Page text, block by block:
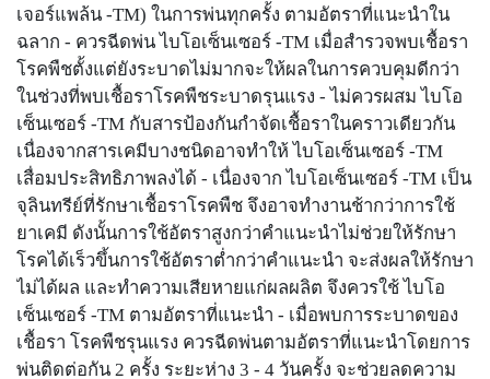
เจอร์แพล้น -TM) ในการพ่นทุกครั้ง ตามอัตราที่แนะนำใน
ฉลาก - ควรฉีดพ่น ไบโอเซ็นเซอร์ -TM เมื่อสำรวจพบเชื้อรา
โรคพืชตั้งแต่ยังระบาดไม่มากจะให้ผลในการควบคุมดีกว่า
ในช่วงที่พบเชื้อราโรคพืชระบาดรุนแรง - ไม่ควรผสม ไบโอ
เซ็นเซอร์ -TM กับสารป้องกันกำจัดเชื้อราในคราวเดียวกัน
เนื่องจากสารเคมีบางชนิดอาจทำให้ ไบโอเซ็นเซอร์ -TM
เสื่อมประสิทธิภาพลงได้ - เนื่องจาก ไบโอเซ็นเซอร์ -TM เป็น
จุลินทรีย์ที่รักษาเชื้อราโรคพืช จึงอาจทำงานช้ากว่าการใช้
ยาเคมี ดังนั้นการใช้อัตราสูงกว่าคำแนะนำไม่ช่วยให้รักษา
โรคได้เร็วขึ้นการใช้อัตราต่ำกว่าคำแนะนำ จะส่งผลให้รักษา
ไม่ได้ผล และทำความเสียหายแก่ผลผลิต จึงควรใช้ ไบโอ
เซ็นเซอร์ -TM ตามอัตราที่แนะนำ - เมื่อพบการระบาดของ
เชื้อรา โรคพืชรุนแรง ควรฉีดพ่นตามอัตราที่แนะนำโดยการ
พ่นติดต่อกัน 2 ครั้ง ระยะห่าง 3 - 4 วันครั้ง จะช่วยลดความ